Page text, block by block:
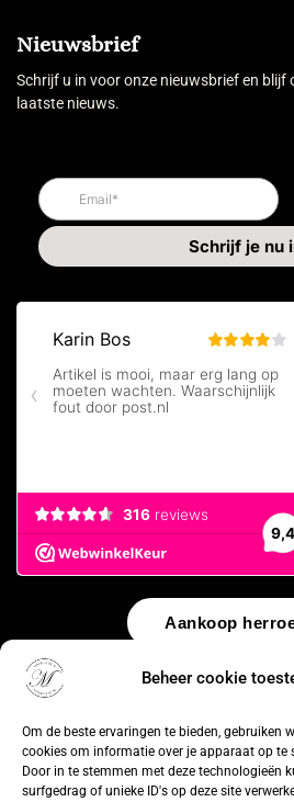
Beheer cookie
Om de beste ervaringen te bieden, gebruiken
cookies om informatie over je apparaat op te
Door in te stemmen met deze technologieën
surfgedrag of unieke ID's op deze site
Nieuwsbrief
Schrijf u in voor onze nieuwsbrief en blijf
laatste nieuws.
Aankoop
© 2026 by WebUnlimited–